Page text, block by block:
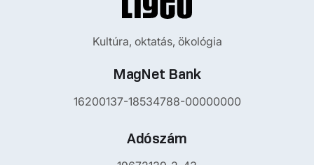
Kultúra, oktatás, ökológia
MagNet Bank
16200137-18534788-00000000
Adószám